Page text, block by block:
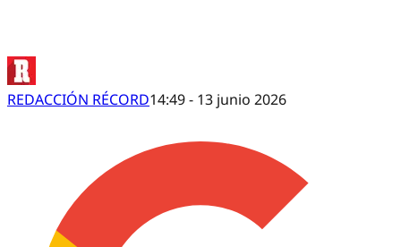
REDACCIÓN RÉCORD14:49 - 13 junio 2026